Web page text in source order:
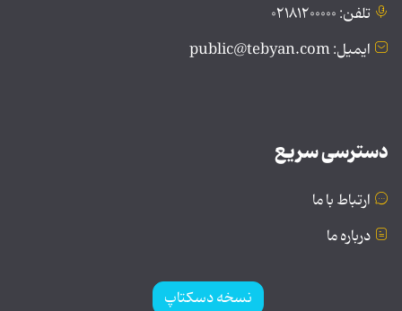
تلفن: ۰۲۱۸۱۲۰۰۰۰۰
ایمیل: public@tebyan.com
دسترسی سریع
ارتباط با ما
درباره ما
نسخه دسکتاپ